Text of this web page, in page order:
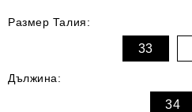
Размер Талия:
33
Дължина:
34